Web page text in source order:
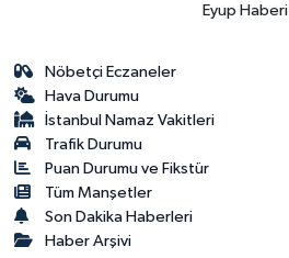
Eyup Haberi
Nöbetçi Eczaneler
Hava Durumu
İstanbul Namaz Vakitleri
Trafik Durumu
Puan Durumu ve Fikstür
Tüm Manşetler
Son Dakika Haberleri
Haber Arşivi